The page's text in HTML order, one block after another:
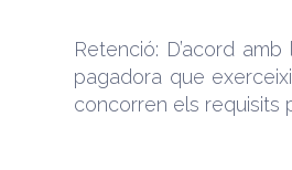
Retenció: D’acord
pagadora que
concorren els requisits